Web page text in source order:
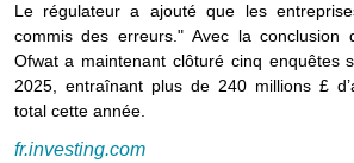
Le régulateur a ajouté que les
commis des erreurs." Avec la conclusion
Ofwat a maintenant clôturé cinq enquêtes
2025, entraînant plus de 240 millions £
total cette année.
fr.investing.com